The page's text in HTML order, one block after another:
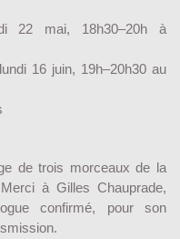
22 mai, 18h30–20h à
16 juin, 19h–20h30 au
de trois morceaux de la
à Gilles Chauprade,
confirmé, pour son